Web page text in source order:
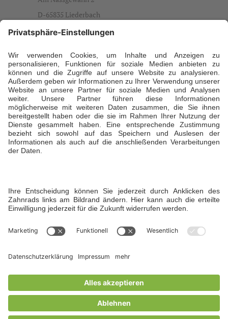
D-65835 Liederbach
info@hofgut-liederbach.de
Ansprechpartner
Daniela Büdenbender, Geschäftsführerin
T +49 173 5941929
Öffnungszeiten
Winter: Montag bis Freitag von 7:00 bis 22:00
Uhr und am Wochenende bis 19 Uhr
© Copyright 2026 Hofgut Liederbach